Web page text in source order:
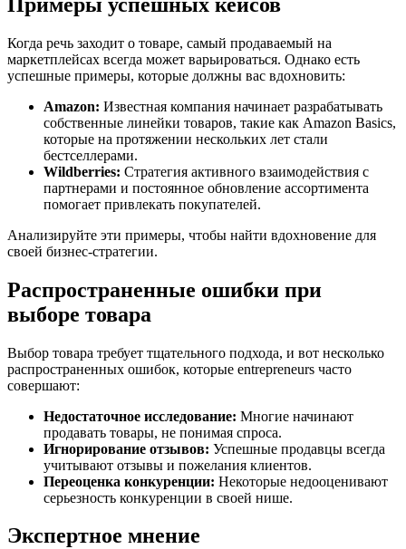
Когда речь заходит о товаре, самый продаваемый на
маркетплейсах всегда может варьироваться. Однако есть
успешные примеры, которые должны вас вдохновить:
Amazon: Известная компания начинает разрабатывать
собственные линейки товаров, такие как Amazon Basics,
которые на протяжении нескольких лет стали
бестселлерами.
Wildberries: Стратегия активного взаимодействия с
партнерами и постоянное обновление ассортимента
помогает привлекать покупателей.
Анализируйте эти примеры, чтобы найти вдохновение для
своей бизнес-стратегии.
Распространенные ошибки при
выборе товара
Выбор товара требует тщательного подхода, и вот несколько
распространенных ошибок, которые entrepreneurs часто
совершают:
Недостаточное исследование: Многие начинают
продавать товары, не понимая спроса.
Игнорирование отзывов: Успешные продавцы всегда
учитывают отзывы и пожелания клиентов.
Переоценка конкуренции: Некоторые недооценивают
серьезность конкуренции в своей нише.
Экспертное мнение